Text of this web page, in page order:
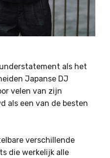
als het
Japanse DJ
velen van zijn
als een van de besten
verschillende
die werkelijk alle